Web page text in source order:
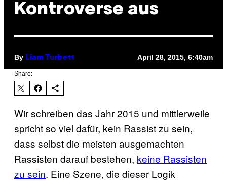
Kontroverse aus
By Liam Turbett April 28, 2015, 6:40am
Share:
Wir schreiben das Jahr 2015 und mittlerweile
spricht so viel dafür, kein Rassist zu sein,
dass selbst die meisten ausgemachten
Rassisten darauf bestehen, keine Rassisten
zu sein. Eine Szene, die dieser Logik